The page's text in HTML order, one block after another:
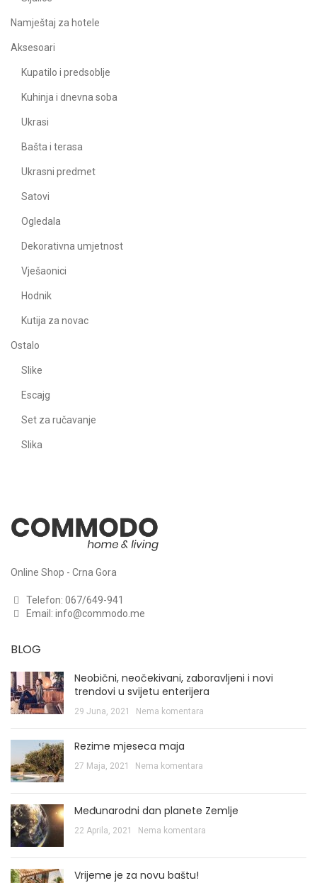
Namještaj za hotele
Aksesoari
Kupatilo i predsoblje
Kuhinja i dnevna soba
Ukrasi
Bašta i terasa
Ukrasni predmet
Satovi
Ogledala
Dekorativna umjetnost
Vješaonici
Hodnik
Kutija za novac
Ostalo
Slike
Escajg
Set za ručavanje
Slika
Online Shop - Crna Gora
Telefon: 067/649-941
Email: info@commodo.me
BLOG
Neobični, neočekivani, zaboravljeni i novi
trendovi u svijetu enterijera
29 Juna, 2021 Nema komentara
Rezime mjeseca maja
27 Maja, 2021 Nema komentara
Međunarodni dan planete Zemlje
22 Aprila, 2021 Nema komentara
Vrijeme je za novu baštu!